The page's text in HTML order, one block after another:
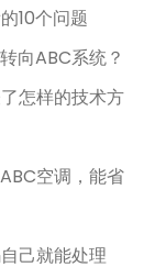
10个问题
向ABC系统？
怎样的技术方
空调，能省
己就能处理